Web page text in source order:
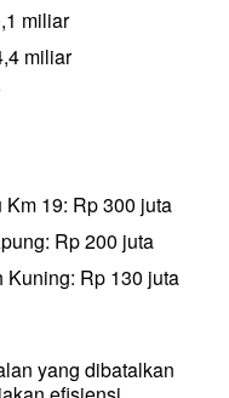
miliar
miliar
19: Rp 300 juta
Rp 200 juta
Kuning: Rp 130 juta
yang dibatalkan